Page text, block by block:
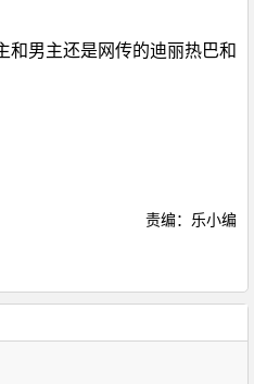
和男主还是网传的迪丽热巴和
责编：乐小编